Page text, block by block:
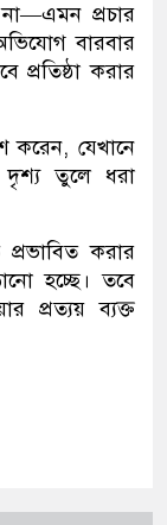
না—এমন প্রচার
বারবার
প্রতিষ্ঠা করার
করেন, যেখানে
দৃশ্য তুলে ধরা
করার
হচ্ছে। তবে
প্রত্যয় ব্যক্ত